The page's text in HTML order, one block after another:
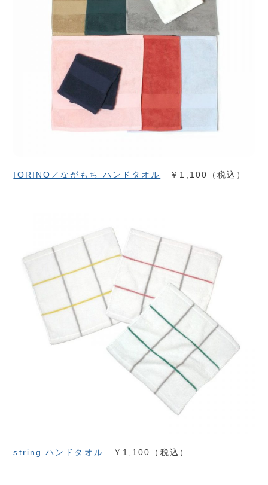
IORINO／ながもち ハンドタオル ￥1,100（税込）
string ハンドタオル ￥1,100（税込）